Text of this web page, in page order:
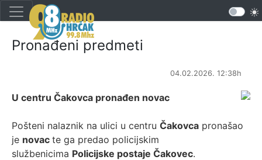
Pronađeni predmeti
04.02.2026. 12:38h
U centru Čakovca pronađen novac
Pošteni nalaznik na ulici u centru Čakovca pronašao
je novac te ga predao policijskim
službenicima Policijske postaje Čakovec.